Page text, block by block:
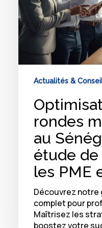
de
cas
pour
les
en
Actualités &
rondes
au
étude de
les PME
Découvrez notre
complet pour
Maîtrisez les
boostez votre